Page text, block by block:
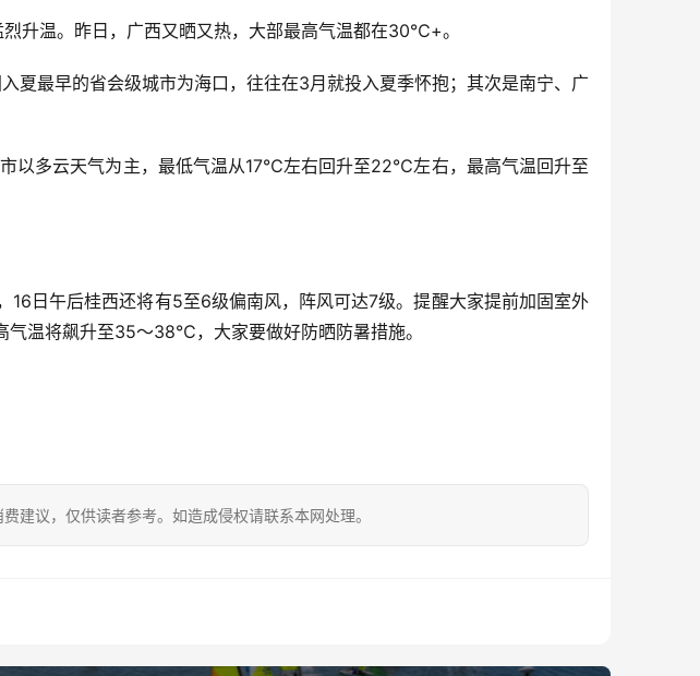
升温。昨日，广西又晒又热，大部最高气温都在30℃+。
夏最早的省会级城市为海口，往往在3月就投入夏季怀抱；其次是南宁、广
以多云天气为主，最低气温从17℃左右回升至22℃左右，最高气温回升至
日午后桂西还将有5至6级偏南风，阵风可达7级。提醒大家提前加固室外
气温将飙升至35～38℃，大家要做好防晒防暑措施。
建议，仅供读者参考。如造成侵权请联系本网处理。